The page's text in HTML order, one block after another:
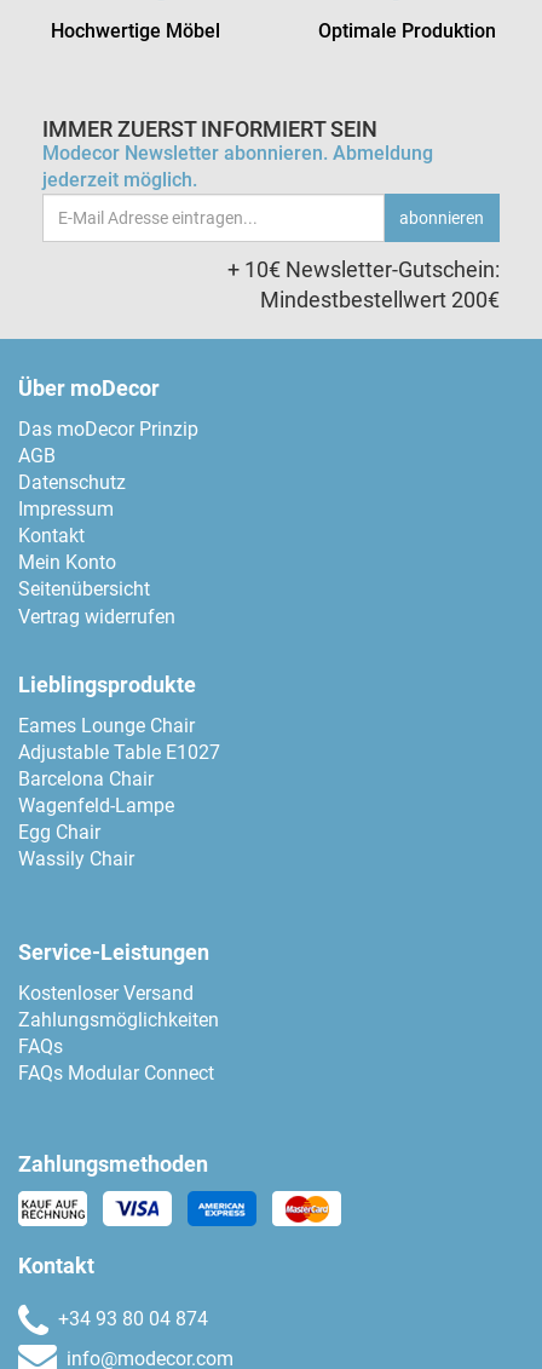
Hochwertige Möbel Optimale Produktion
IMMER ZUERST INFORMIERT SEIN
Modecor Newsletter abonnieren. Abmeldung
jederzeit möglich.
Email-
Adresse
abonnieren
+ 10€ Newsletter-Gutschein:
Mindestbestellwert 200€
Über moDecor
Das moDecor Prinzip
AGB
Datenschutz
Impressum
Kontakt
Mein Konto
Seitenübersicht
Vertrag widerrufen
Lieblingsprodukte
Eames Lounge Chair
Adjustable Table E1027
Barcelona Chair
Wagenfeld-Lampe
Egg Chair
Wassily Chair
Service-Leistungen
Kostenloser Versand
Zahlungsmöglichkeiten
FAQs
FAQs Modular Connect
Zahlungsmethoden
Kontakt
+34 93 80 04 874
info@modecor.com